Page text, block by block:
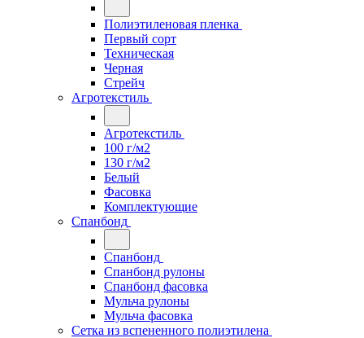
Полиэтиленовая пленка
Первый сорт
Техническая
Черная
Стрейч
Агротекстиль
Агротекстиль
100 г/м2
130 г/м2
Белый
Фасовка
Комплектующие
Спанбонд
Спанбонд
Спанбонд рулоны
Спанбонд фасовка
Мульча рулоны
Мульча фасовка
Сетка из вспененного полиэтилена